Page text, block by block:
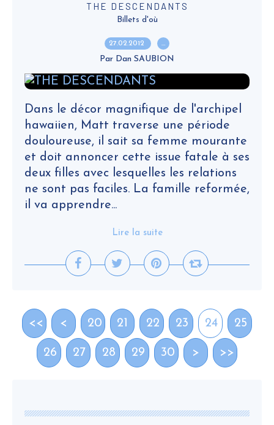
THE DESCENDANTS
Billets d'où
27.02.2012 …
Par Dan SAUBION
Dans le décor magnifique de l'archipel
hawaiien, Matt traverse une période
douloureuse, il sait sa femme mourante
et doit annoncer cette issue fatale à ses
deux filles avec lesquelles les relations
ne sont pas faciles. La famille reformée,
il va apprendre...
Lire la suite
<< < 10
20 21 22 23 24 25
26 27 28 29 30 40
> >>